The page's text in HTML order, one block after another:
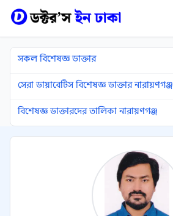
সকল বিশেষজ্ঞ ডাক্তার
সেরা ডায়াবেটিস বিশেষজ্ঞ ডাক্তার নারায়ণগঞ্জ
বিশেষজ্ঞ ডাক্তারদের তালিকা নারায়ণগঞ্জ